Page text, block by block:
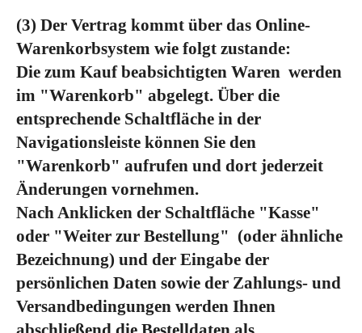
(3) Der Vertrag kommt über das Online-
Warenkorbsystem wie folgt zustande:
Die zum Kauf beabsichtigten Waren werden
im "Warenkorb" abgelegt. Über die
entsprechende Schaltfläche in der
Navigationsleiste können Sie den
"Warenkorb" aufrufen und dort jederzeit
Änderungen vornehmen.
Nach Anklicken der Schaltfläche "Kasse"
oder "Weiter zur Bestellung" (oder ähnliche
Bezeichnung) und der Eingabe der
persönlichen Daten sowie der Zahlungs- und
Versandbedingungen werden Ihnen